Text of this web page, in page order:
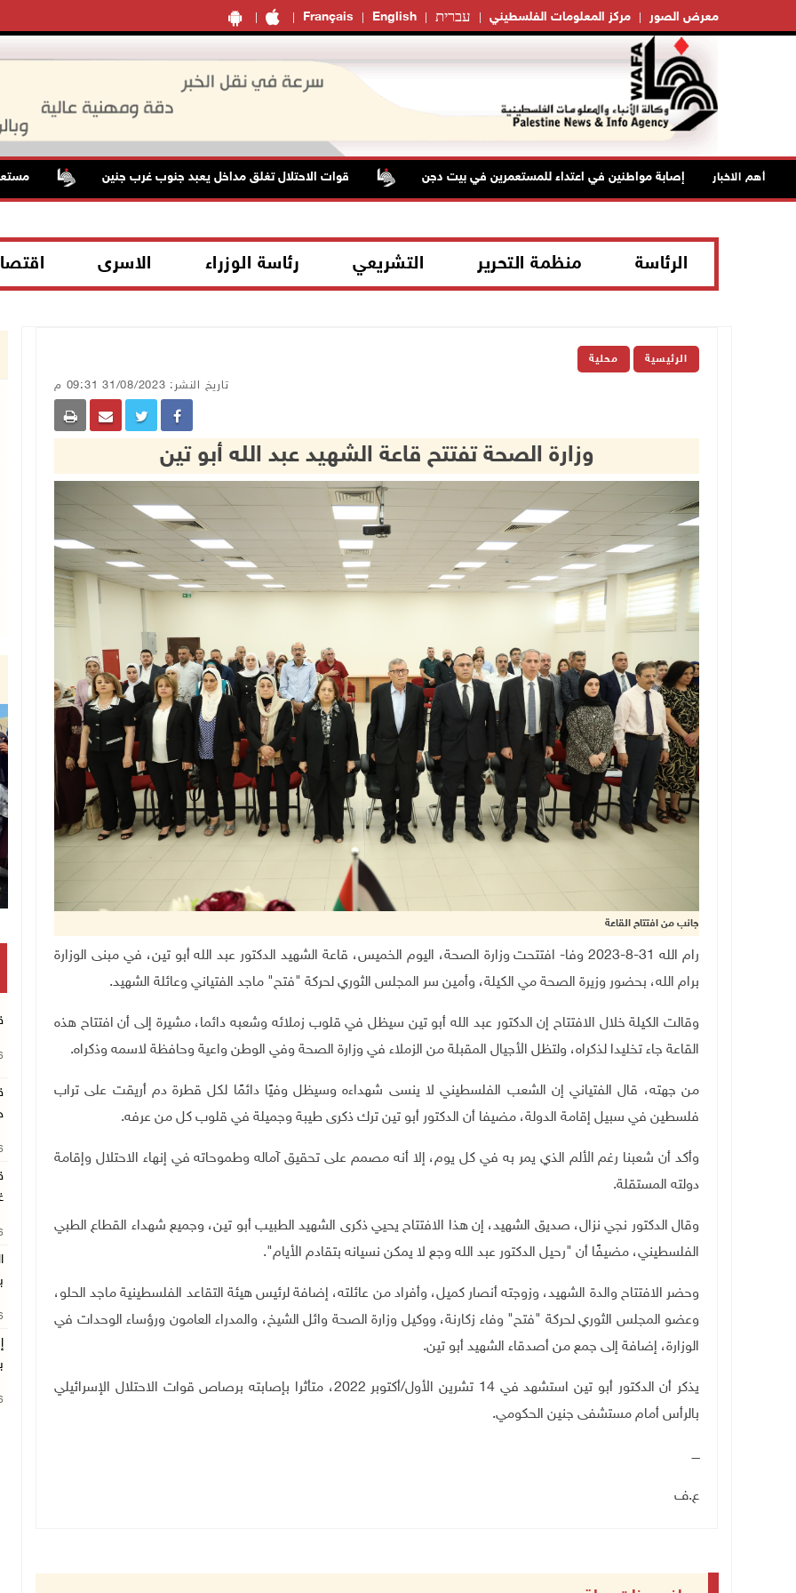
Français English עברית مركز المعلومات الفلسطيني معرض الصور
أهم الاخبارإصابة مواطنين في اعتداء للمستعمرين في بيت دجن قوات الاحتلال تغلق مداخل يعبد جنوب غرب جنين مستعمرون
الرئاسة منظمة التحرير التشريعي رئاسة الوزراء الاسرى
الرئيسية محلية
تاريخ النشر: 31/08/2023 09:31 م
وزارة الصحة تفتتح قاعة الشهيد عبد الله أبو تين
جانب من افتتاح القاعة
رام الله 31-8-2023 وفا- افتتحت وزارة الصحة، اليوم الخميس، قاعة الشهيد الدكتور عبد الله أبو تين، في مبنى الوزارة
برام الله، بحضور وزيرة الصحة مي الكيلة، وأمين سر المجلس الثوري لحركة "فتح" ماجد الفتياني وعائلة الشهيد.
وقالت الكيلة خلال الافتتاح إن الدكتور عبد الله أبو تين سيظل في قلوب زملائه وشعبه دائما، مشيرة إلى أن افتتاح هذه
القاعة جاء تخليدا لذكراه، ولتظل الأجيال المقبلة من الزملاء في وزارة الصحة وفي الوطن واعية وحافظة لاسمه وذكراه.
من جهته، قال الفتياني إن الشعب الفلسطيني لا ينسى شهداءه وسيظل وفيًا دائمًا لكل قطرة دم أريقت على تراب
فلسطين في سبيل إقامة الدولة، مضيفا أن الدكتور أبو تين ترك ذكرى طيبة وجميلة في قلوب كل من عرفه.
وأكد أن شعبنا رغم الألم الذي يمر به في كل يوم، إلا أنه مصمم على تحقيق آماله وطموحاته في إنهاء الاحتلال وإقامة
دولته المستقلة.
وقال الدكتور نجي نزال، صديق الشهيد، إن هذا الافتتاح يحيي ذكرى الشهيد الطبيب أبو تين، وجميع شهداء القطاع الطبي
الفلسطيني، مضيفًا أن "رحيل الدكتور عبد الله وجع لا يمكن نسيانه بتقادم الأيام".
وحضر الافتتاح والدة الشهيد، وزوجته أنصار كميل، وأفراد من عائلته، إضافة لرئيس هيئة التقاعد الفلسطينية ماجد الحلو،
وعضو المجلس الثوري لحركة "فتح" وفاء زكارنة، ووكيل وزارة الصحة وائل الشيخ، والمدراء العامون ورؤساء الوحدات في
الوزارة، إضافة إلى جمع من أصدقاء الشهيد أبو تين.
يذكر أن الدكتور أبو تين استشهد في 14 تشرين الأول /
أكتوبر 2022، متأثرا بإصابته برصاص قوات الاحتلال الإسرائيلي
بالرأس أمام مستشفى جنين الحكومي.
ــــ
ع.ف
تكريم متفوقين بالثانوية